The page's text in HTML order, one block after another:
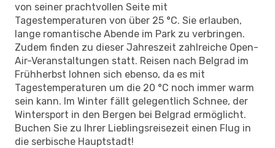
von seiner prachtvollen Seite mit
Tagestemperaturen von über 25 °C. Sie erlauben,
lange romantische Abende im Park zu verbringen.
Zudem finden zu dieser Jahreszeit zahlreiche Open-
Air-Veranstaltungen statt. Reisen nach Belgrad im
Frühherbst lohnen sich ebenso, da es mit
Tagestemperaturen um die 20 °C noch immer warm
sein kann. Im Winter fällt gelegentlich Schnee, der
Wintersport in den Bergen bei Belgrad ermöglicht.
Buchen Sie zu Ihrer Lieblingsreisezeit einen Flug in
die serbische Hauptstadt!